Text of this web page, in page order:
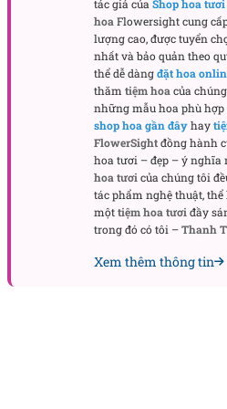
Chúc mừng thăng chức hoặc
quà để biểu thị sự trân trọng,
người nhận và chúc họ tiếp
Sinh nhật: Đây là món quà ý
sinh nhật đặc biệt, chẳng hạn
Ngày thành lập công ty: Khi kỷ
bông hoa có thể đại diện cho
sự phát triển và thành công.
Lễ tốt nghiệp: Bó hoa 30 bông
nghiệp, biểu thị sự chúc mừng
tốt đẹp của người nhận.
Khám phá ngay:
tác giả củaShop hoa
hoaFlowersight cung
lượng cao, được tuyển
nhất và bảo quản theo
thể dễ dàngđặt hoa
thămtiệm hoacủa
những mẫu hoa phù
shop hoa gần đâyhay
FlowerSightđồng hành
hoa tươi – đẹp – ý
hoa tươicủa chúng tôi
tác phẩm nghệ thuật,
mộttiệm hoa tươiđầy
trong đó có tôi –Thanh
Xem thêm thông tin